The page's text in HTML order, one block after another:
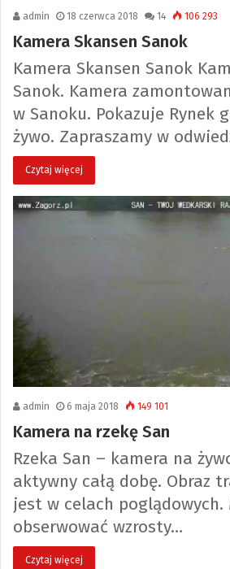
admin 18 czerwca 2018 14 106 293
Kamera Skansen Sanok
Kamera Skansen Sanok
Sanok. Kamera
w Sanoku. Pokazuje Rynek
żywo. Zapraszamy w
Czytaj więcej
admin 6 maja 2018 149 101
Kamera na rzekę San
Rzeka San – kamera na
aktywny całą dobę. Obraz
jest w celach poglądowych.
obserwować wzrosty…
Czytaj więcej